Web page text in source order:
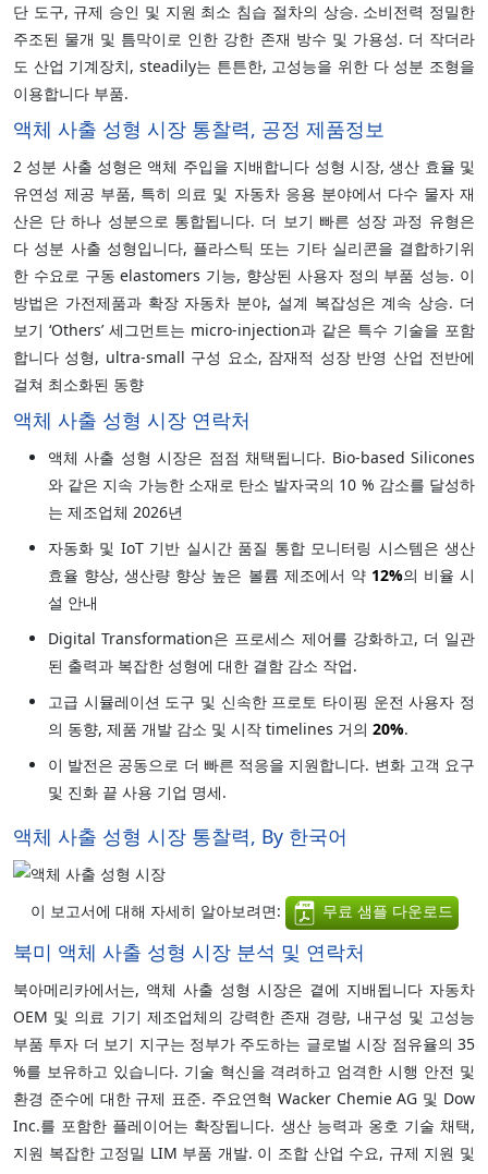
단 도구, 규제 승인 및 지원 최소 침습 절차의 상승. 소비전력 정밀한
주조된 물개 및 틈막이로 인한 강한 존재 방수 및 가용성. 더 작더라
도 산업 기계장치, steadily는 튼튼한, 고성능을 위한 다 성분 조형을
이용합니다 부품.
액체 사출 성형 시장 통찰력, 공정 제품정보
2 성분 사출 성형은 액체 주입을 지배합니다 성형 시장, 생산 효율 및
유연성 제공 부품, 특히 의료 및 자동차 응용 분야에서 다수 물자 재
산은 단 하나 성분으로 통합됩니다. 더 보기 빠른 성장 과정 유형은
다 성분 사출 성형입니다, 플라스틱 또는 기타 실리콘을 결합하기위
한 수요로 구동 elastomers 기능, 향상된 사용자 정의 부품 성능. 이
방법은 가전제품과 확장 자동차 분야, 설계 복잡성은 계속 상승. 더
보기 ‘Others’ 세그먼트는 micro-injection과 같은 특수 기술을 포함
합니다 성형, ultra-small 구성 요소, 잠재적 성장 반영 산업 전반에
걸쳐 최소화된 동향
액체 사출 성형 시장 연락처
액체 사출 성형 시장은 점점 채택됩니다. Bio-based Silicones
와 같은 지속 가능한 소재로 탄소 발자국의 10 % 감소를 달성하
는 제조업체 2026년
자동화 및 IoT 기반 실시간 품질 통합 모니터링 시스템은 생산
효율 향상, 생산량 향상 높은 볼륨 제조에서 약 12%의 비율 시
설 안내
Digital Transformation은 프로세스 제어를 강화하고, 더 일관
된 출력과 복잡한 성형에 대한 결함 감소 작업.
고급 시뮬레이션 도구 및 신속한 프로토 타이핑 운전 사용자 정
의 동향, 제품 개발 감소 및 시작 timelines 거의 20%.
이 발전은 공동으로 더 빠른 적응을 지원합니다. 변화 고객 요구
및 진화 끝 사용 기업 명세.
액체 사출 성형 시장 통찰력, By 한국어
이 보고서에 대해 자세히 알아보려면: 무료 샘플 다운로드
북미 액체 사출 성형 시장 분석 및 연락처
북아메리카에서는, 액체 사출 성형 시장은 곁에 지배됩니다 자동차
OEM 및 의료 기기 제조업체의 강력한 존재 경량, 내구성 및 고성능
부품 투자 더 보기 지구는 정부가 주도하는 글로벌 시장 점유율의 35
%를 보유하고 있습니다. 기술 혁신을 격려하고 엄격한 시행 안전 및
환경 준수에 대한 규제 표준. 주요연혁 Wacker Chemie AG 및 Dow
Inc.를 포함한 플레이어는 확장됩니다. 생산 능력과 옹호 기술 채택,
지원 복잡한 고정밀 LIM 부품 개발. 이 조합 산업 수요, 규제 지원 및